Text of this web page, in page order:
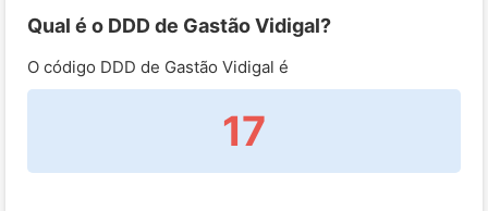
Qual é o DDD de Gastão Vidigal?
O código DDD de Gastão Vidigal é
17